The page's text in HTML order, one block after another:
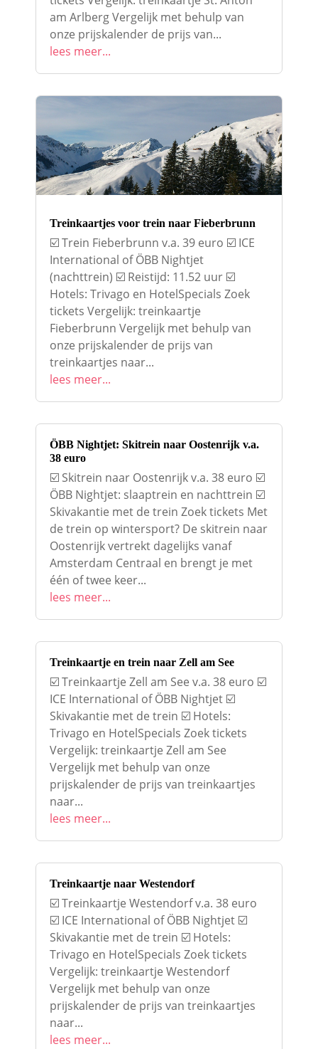
am Arlberg Vergelijk met behulp van
onze prijskalender de prijs van...
lees meer...
Treinkaartjes voor trein naar Fieberbrunn
☑️ Trein Fieberbrunn v.a. 39 euro ☑️ ICE
International of ÖBB Nightjet
(nachttrein) ☑️ Reistijd: 11.52 uur ☑️
Hotels: Trivago en HotelSpecials Zoek
tickets Vergelijk: treinkaartje
Fieberbrunn Vergelijk met behulp van
onze prijskalender de prijs van
treinkaartjes naar...
lees meer...
ÖBB Nightjet: Skitrein naar Oostenrijk v.a.
38 euro
☑️ Skitrein naar Oostenrijk v.a. 38 euro ☑️
ÖBB Nightjet: slaaptrein en nachttrein ☑️
Skivakantie met de trein Zoek tickets Met
de trein op wintersport? De skitrein naar
Oostenrijk vertrekt dagelijks vanaf
Amsterdam Centraal en brengt je met
één of twee keer...
lees meer...
Treinkaartje en trein naar Zell am See
☑️ Treinkaartje Zell am See v.a. 38 euro ☑️
ICE International of ÖBB Nightjet ☑️
Skivakantie met de trein ☑️ Hotels:
Trivago en HotelSpecials Zoek tickets
Vergelijk: treinkaartje Zell am See
Vergelijk met behulp van onze
prijskalender de prijs van treinkaartjes
naar...
lees meer...
Treinkaartje naar Westendorf
☑️ Treinkaartje Westendorf v.a. 38 euro
☑️ ICE International of ÖBB Nightjet ☑️
Skivakantie met de trein ☑️ Hotels:
Trivago en HotelSpecials Zoek tickets
Vergelijk: treinkaartje Westendorf
Vergelijk met behulp van onze
prijskalender de prijs van treinkaartjes
naar...
lees meer...